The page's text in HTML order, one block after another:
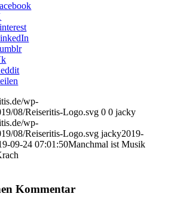
wp-
08/Reiseritis-Logo.svg 0 0 jacky
wp-
08/Reiseritis-Logo.svg jacky2019-
09-24 07:01:50Manchmal ist Musik
Kommentar